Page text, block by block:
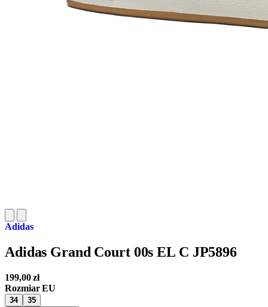
Adidas
Adidas Grand Court 00s EL C JP5896
199,00zł
Rozmiar EU
34
35